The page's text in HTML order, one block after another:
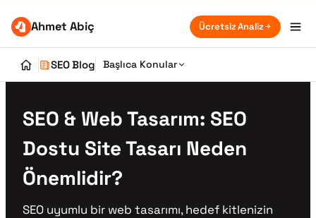
Ahmet Abiç Ücretsiz Analiz
SEO Blog Başlıca Konular
SEO & Web Tasarım: SEO
Dostu Site Tasarı Neden
Önemlidir?
SEO uyumlu bir web tasarımı, hedef kitlenizin